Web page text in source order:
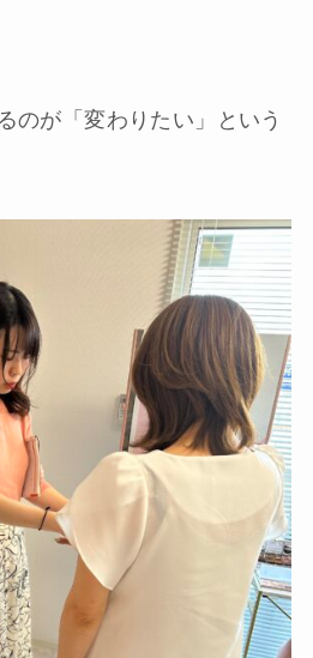
のが「変わりたい」という